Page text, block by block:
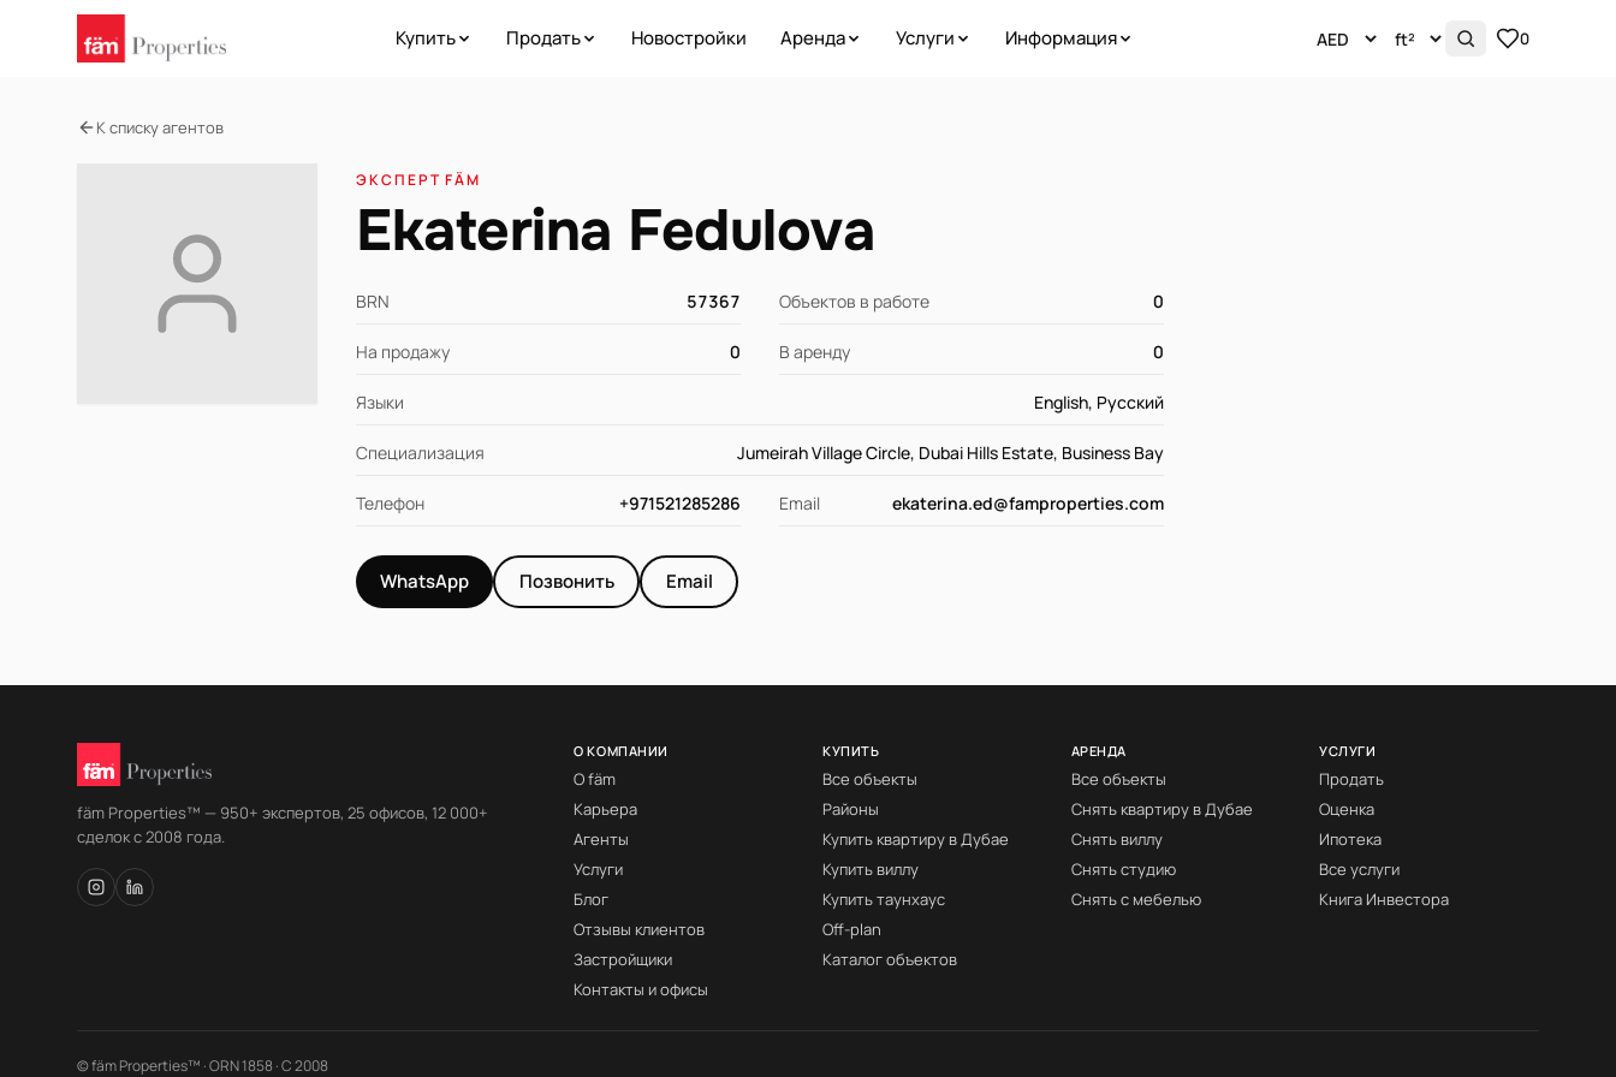
Купить Продать Новостройки Аренда Услуги Информация 0
К списку агентов
ЭКСПЕРТ FÄM
Ekaterina Fedulova
BRN 57367 Объектов в работе 0
На продажу 0 В аренду 0
Языки English, Русский
Специализация Jumeirah Village Circle, Dubai Hills Estate, Business Bay
Телефон +971521285286 Email ekaterina.ed@famproperties.com
WhatsApp Позвонить Email
fäm Properties™ — 950+ экспертов, 25 офисов, 12 000+
сделок с 2008 года.
О КОМПАНИИ
О fäm
Карьера
Агенты
Услуги
Блог
Отзывы клиентов
Застройщики
Контакты и офисы
КУПИТЬ
Все объекты
Районы
Купить квартиру в Дубае
Купить виллу
Купить таунхаус
Off-plan
Каталог объектов
АРЕНДА
Все объекты
Снять квартиру в Дубае
Снять виллу
Снять студию
Снять с мебелью
УСЛУГИ
Продать
Оценка
Ипотека
Все услуги
Книга Инвестора
© fäm Properties™ · ORN 1858 · С 2008